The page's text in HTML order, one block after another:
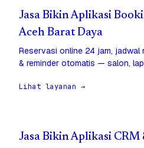
Jasa Bikin Aplikasi
Aceh Barat Daya
Reservasi online 24 jam, jadwal
& reminder otomatis — salon,
Lihat layanan →
Jasa Bikin Aplikasi CRM